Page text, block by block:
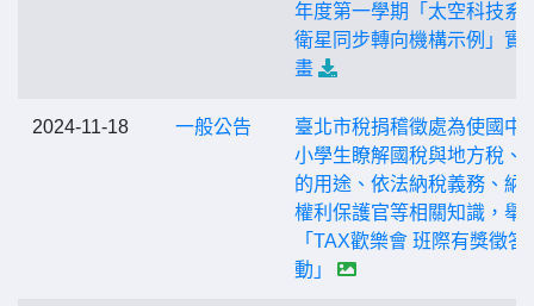
年度第一學期「太空科技系
衛星同步轉向機構示例」實
畫
2024-11-18 一般公告
臺北市稅捐稽徵處為使國中
小學生瞭解國稅與地方稅、
的用途、依法納稅義務、納
權利保護官等相關知識，舉
「TAX歡樂會 班際有獎徵答
動」